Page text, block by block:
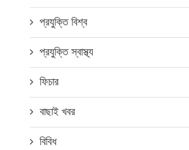
প্রযুক্তি বিশ্ব
প্রযুক্তি স্বাস্থ্য
ফিচার
বাছাই খবর
বিবিধ